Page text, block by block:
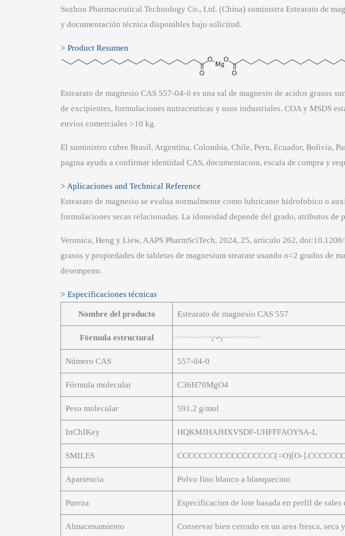
Suzhou Pharmaceutical Technology Co., Ltd. (China) suministra Estearato de
y documentación técnica disponibles bajo solicitud.
> Product Resumen
Estearato de magnesio CAS 557-04-0 es una sal de magnesio de acidos grasos
de excipientes, formulaciones nutraceuticas y usos industriales. COA y MSDS
envios comerciales >10 kg.
El suministro cubre Brasil, Argentina, Colombia, Chile, Peru, Ecuador, Bolivia,
pagina ayuda a confirmar identidad CAS, documentacion, escala de compra y
> Aplicaciones and Technical Reference
Estearato de magnesio se evalua normalmente como lubricante hidrofobico o
formulaciones secas relacionadas. La idoneidad depende del grado, atributos
Veronica, Heng y Liew, AAPS PharmSciTech, 2024, 25, articulo 262,
grasos y propiedades de tabletas de magnesium stearate usando n=2 grados de
desempeno.
> Especificaciones técnicas
Nombre del producto Estearato de magnesio CAS 557
Fórmula estructural
Número CAS 557-04-0
Fórmula molecular C36H70MgO4
Peso molecular 591.2 g/mol
InChIKey HQKMJHAJHXVSDF-UHFFFAOYSA-L
SMILES CCCCCCCCCCCCCCCCCC(=O)[O-
Apariencia Polvo fino blanco a blanquecino
Pureza Especificacion de lote basada en perfil de
Almacenamiento Conservar bien cerrado en un area fresca, seca